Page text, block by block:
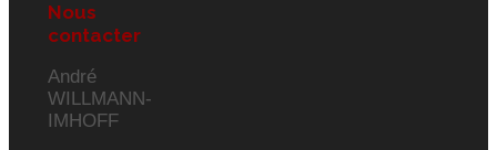
Nous
contacter
André
WILLMANN-
IMHOFF